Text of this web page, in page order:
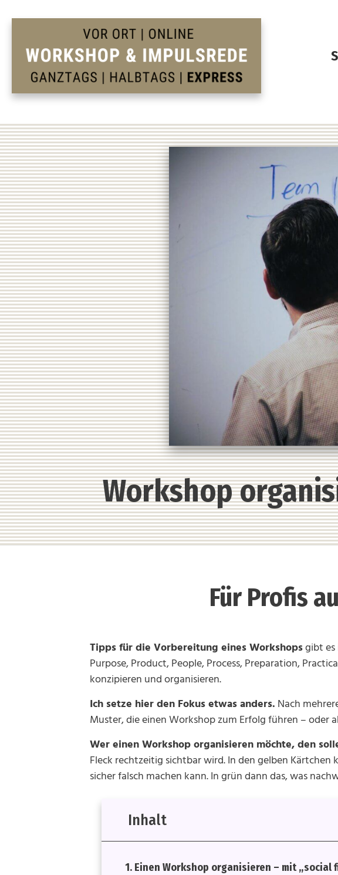
Workshop
Für Profis
Tipps für die Vorbereitung eines Workshopsgibt
Purpose, Product, People, Process, Preparation,
konzipieren und organisieren.
Ich setze hier den Fokus etwas anders.Nach
Muster, die einen Workshop zum Erfolg führen – oder
Wer einen Workshop organisieren möchte, den
Fleck rechtzeitig sichtbar wird. In den gelben
sicher falsch machen kann. In grün dann das, was
Inhalt
1. Einen Workshop organisieren – mit „social